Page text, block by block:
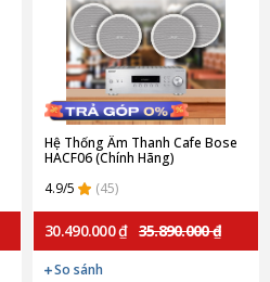
Hệ Thống Âm Thanh Cafe Bose
HACF06 (Chính Hãng)
4.9/5
(45)
30.490.000 ₫ 35.890.000 ₫
So sánh